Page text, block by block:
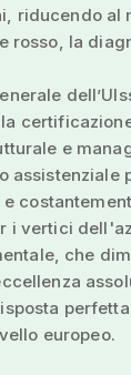
riducendo al
rosso, la
e
assistenziale
i vertici
che
europeo.